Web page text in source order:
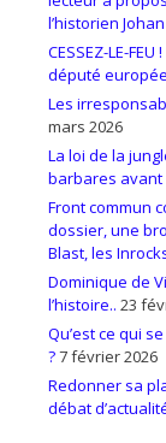
l’historien
CESSEZ-LE-FEU
député
Les
mars 2026
La loi de la
barbares avant
Front commun
dossier, une
Blast, les
Dominique de
l’histoire.. 23
Qu’est ce qui
?7 février 2026
Redonner sa
débat